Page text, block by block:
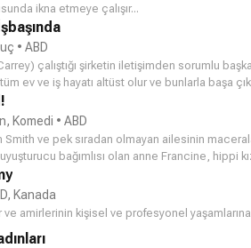
ikna etmeye çalışır...
• ABD
çalıştığı şirketin iletişimden sorumlu
ev ve iş hayatı altüst olur ve bunlarla başa
Komedi • ABD
Smith ve pek sıradan olmayan ailesinin
bağımlısı olan anne Francine, hippi
olan inek Steve, CIA'den kaçan uzaylı
Klaus'tan oluşmaktadır.
Kanada
amirlerinin kişisel ve profesyonel